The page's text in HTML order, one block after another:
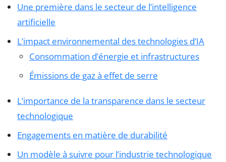
Une première dans le secteur de l’intelligence
artificielle
L’impact environnemental des technologies d’IA
Consommation d’énergie et infrastructures
Émissions de gaz à effet de serre
L’importance de la transparence dans le secteur
technologique
Engagements en matière de durabilité
Un modèle à suivre pour l’industrie technologique